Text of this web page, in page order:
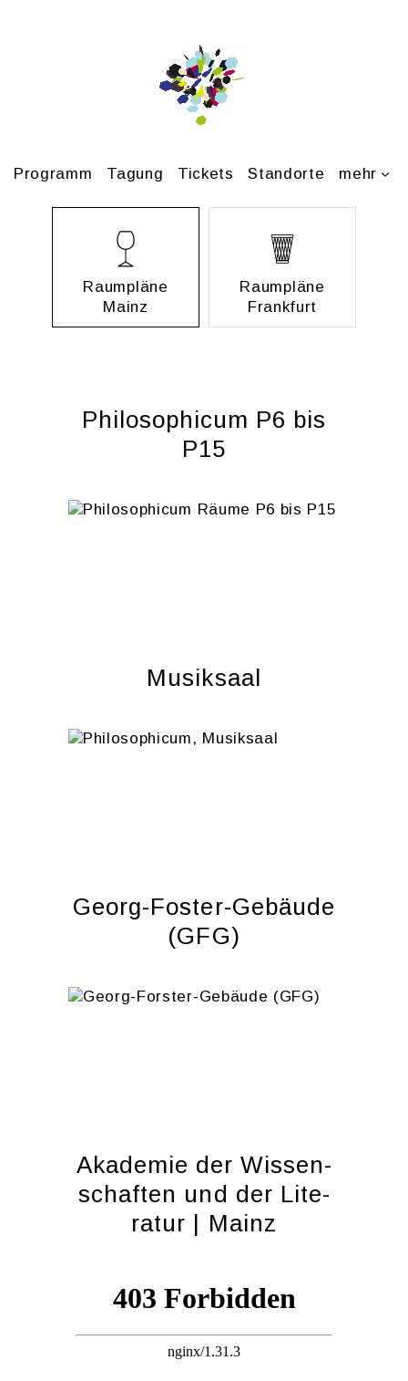
Pro­gramm Ta­gung Ti­ckets Stand­or­te mehr
Raum­plä­ne
Mainz
Raum­plä­ne
Frank­furt
Phi­lo­so­phi­cum P6 bis
P15
Mu­sik­saal
Ge­org-Fos­ter-Ge­bäu­de
(GFG)
Aka­de­mie der Wis­sen­
schaf­ten und der Li­te­
ra­tur | Mainz